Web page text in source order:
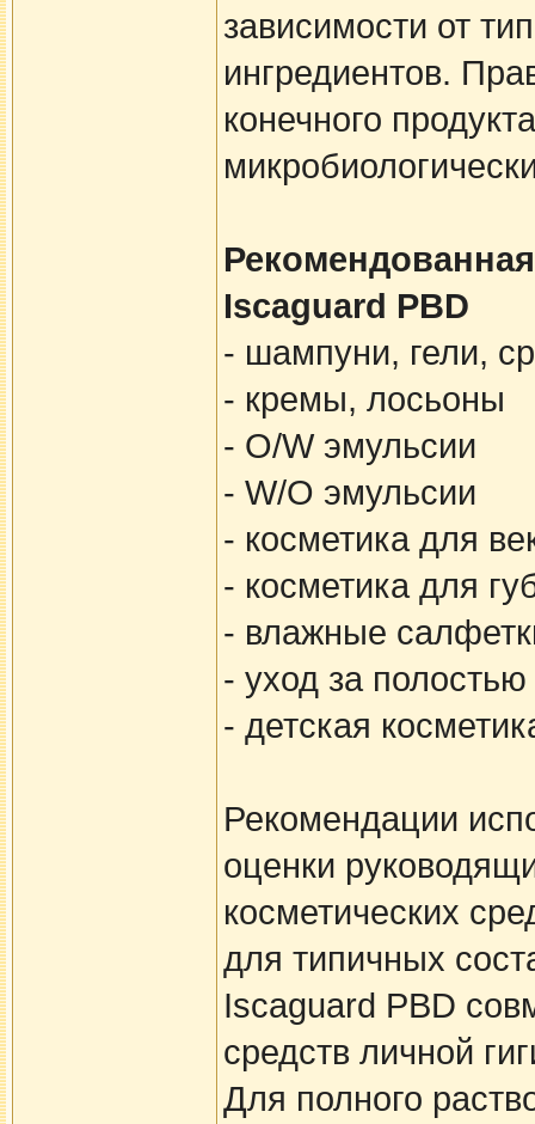
зависимости от
ингредиентов.
конечного
Iscaguard PBD
- шампуни, гели,
- кремы, лосьоны
- O/W эмульсии
- W/O эмульсии
- косметика для
- косметика для
- влажные
- уход за полостью
- детская
Рекомендации
оценки
косметических
для типичных
Iscaguard PBD
средств личной
Для полного